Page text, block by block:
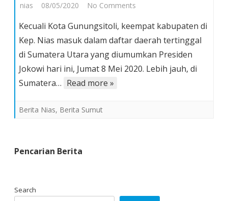
nias 08/05/2020 No Comments
Kabupaten
di
Kepulauan
Nias
Kecuali Kota Gunungsitoli, keempat kabupaten di
Kep. Nias masuk dalam daftar daerah tertinggal
di Sumatera Utara yang diumumkan Presiden
Jokowi hari ini, Jumat 8 Mei 2020. Lebih jauh, di
Sumatera… Read more »
Berita Nias, Berita Sumut
Pencarian Berita
Search